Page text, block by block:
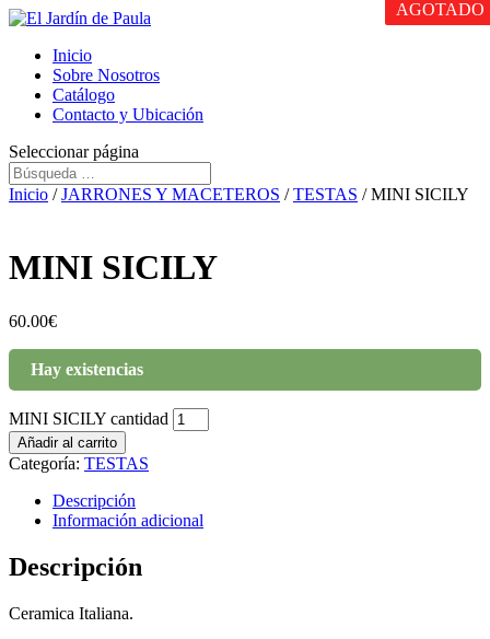
Inicio
Sobre Nosotros
Catálogo
Contacto y Ubicación
Seleccionar página
Inicio /JARRONES Y MACETEROS /TESTAS / MINI SICILY
MINI SICILY
60.00€
Hay existencias
MINI SICILY cantidad
Añadir al carrito
Categoría: TESTAS
Descripción
Información adicional
Descripción
Ceramica Italiana.
AGOTADO